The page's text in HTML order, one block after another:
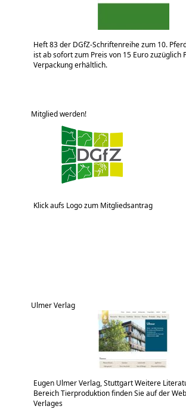
Heft 83 der DGfZ-Schriftenreihe zum 10.
ist ab sofort zum Preis von 15 Euro zuzüglich
Verpackung erhältlich.
Mitglied werden!
Klick aufs Logo zum Mitgliedsantrag
Ulmer Verlag
Eugen Ulmer Verlag, Stuttgart Weitere
Bereich Tierproduktion finden Sie auf der
Verlages